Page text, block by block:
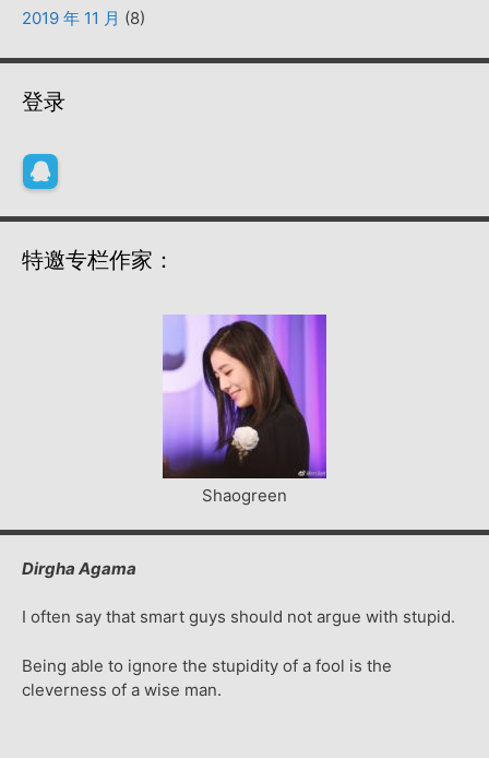
2019 年 11 月 (8)
登录
特邀专栏作家：
Shaogreen
Dirgha Agama
I often say that smart guys should not argue with stupid.
Being able to ignore the stupidity of a fool is the
cleverness of a wise man.